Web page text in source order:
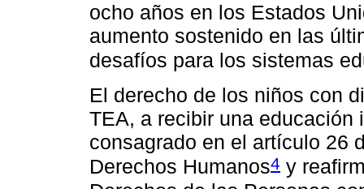
ocho años en los Estados
aumento sostenido en las
desafíos para los sistemas
El derecho de los niños con
TEA, a recibir una
consagrado en el artículo 26
Derechos Humanos4 y